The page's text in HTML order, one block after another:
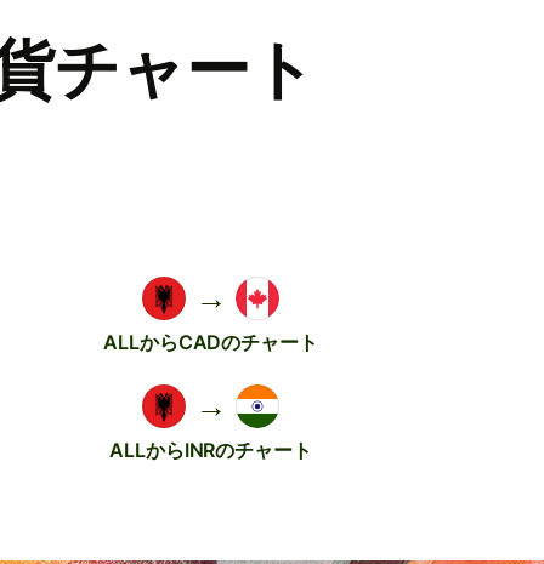
チャート
→
ALLからCADのチャート
→
ALLからINRのチャート